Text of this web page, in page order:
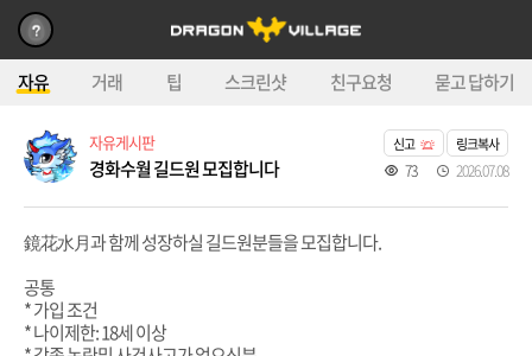
자유 거래 팁 스크린샷 친구요청 묻고 답하기
자유게시판
경화수월 길드원 모집합니다
신고 링크복사
73 2026.07.08
鏡花水月과 함께 성장하실 길드원분들을 모집합니다.
공통
* 가입 조건
* 나이제한: 18세 이상